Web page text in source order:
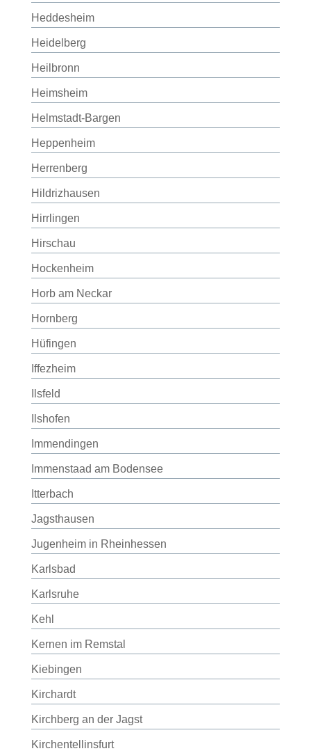
Heddesheim
Heidelberg
Heilbronn
Heimsheim
Helmstadt-Bargen
Heppenheim
Herrenberg
Hildrizhausen
Hirrlingen
Hirschau
Hockenheim
Horb am Neckar
Hornberg
Hüfingen
Iffezheim
Ilsfeld
Ilshofen
Immendingen
Immenstaad am Bodensee
Itterbach
Jagsthausen
Jugenheim in Rheinhessen
Karlsbad
Karlsruhe
Kehl
Kernen im Remstal
Kiebingen
Kirchardt
Kirchberg an der Jagst
Kirchentellinsfurt